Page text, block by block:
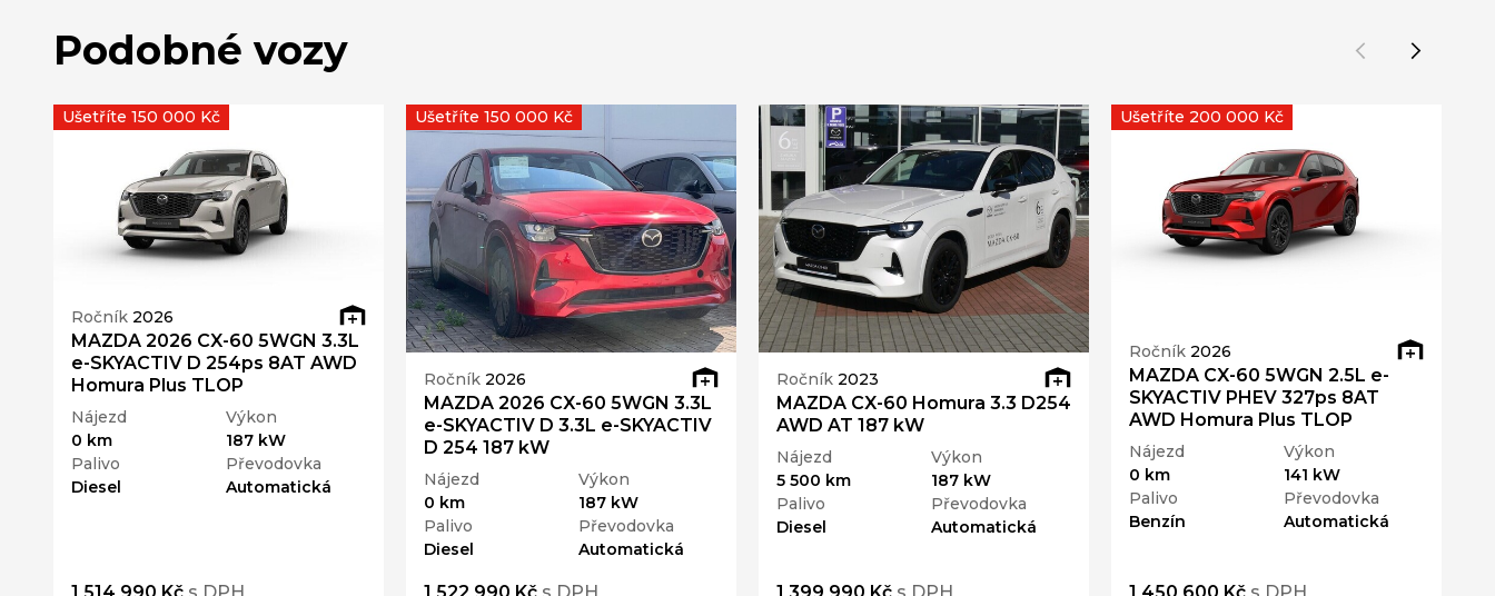
Podobné vozy
Ročník 2026
MAZDA 2026 CX-60 5WGN 3.3L
e-SKYACTIV D 254ps 8AT AWD
Homura Plus TLOP
Nájezd
0 km
Výkon
187 kW
Palivo
Diesel
Převodovka
Automatická
Ušetříte 150 000 Kč
Ročník 2026
MAZDA 2026 CX-60 5WGN 3.3L
e-SKYACTIV D 3.3L e-SKYACTIV
D 254 187 kW
Nájezd
0 km
Výkon
187 kW
Palivo
Diesel
Převodovka
Automatická
Ušetříte 150 000 Kč
Ročník 2023
MAZDA CX-60 Homura 3.3 D254
AWD AT 187 kW
Nájezd
5 500 km
Výkon
187 kW
Palivo
Diesel
Převodovka
Automatická
Ročník 2026
MAZDA CX-60 5WGN 2.5L e-
SKYACTIV PHEV 327ps 8AT
AWD Homura Plus TLOP
Nájezd
0 km
Výkon
141 kW
Palivo
Benzín
Převodovka
Automatická
Ušetříte 200 000 Kč